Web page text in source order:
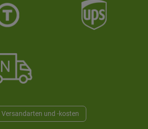
Versandarten und -kosten